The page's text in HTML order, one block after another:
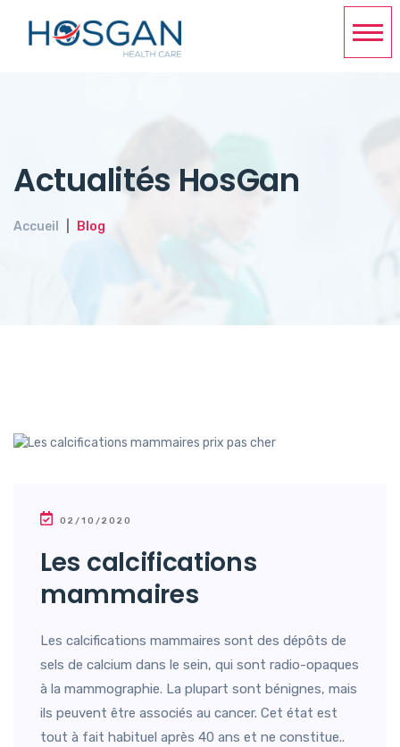
Actualités HosGan
Accueil Blog
02/10/2020
Les calcifications
mammaires
Les calcifications mammaires sont des dépôts de
sels de calcium dans le sein, qui sont radio-opaques
à la mammographie. La plupart sont bénignes, mais
ils peuvent être associés au cancer. Cet état est
tout à fait habituel après 40 ans et ne constitue..